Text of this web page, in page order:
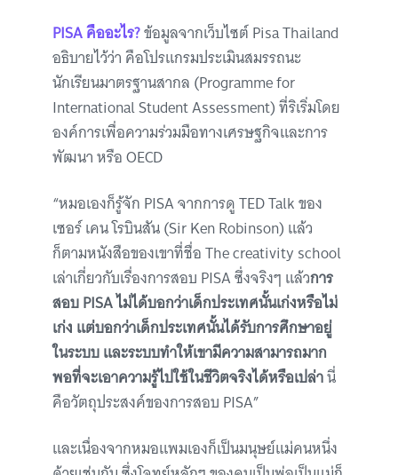
PISA คืออะไร?ข้อมูลจากเว็บไซต์ Pisa Thailand
อธิบายไว้ว่า คือโปรแกรมประเมินสมรรถนะ
นักเรียนมาตรฐานสากล (Programme for
International Student Assessment) ที่ริเริ่มโดย
องค์การเพื่อความร่วมมือทางเศรษฐกิจและการ
พัฒนา หรือ OECD
“หมอเองก็รู้จัก PISA จากการดู TED Talk ของ
เซอร์ เคน โรบินสัน (Sir Ken Robinson) แล้ว
ก็ตามหนังสือของเขาที่ชื่อ The creativity school
เล่าเกี่ยวกับเรื่องการสอบ PISA ซึ่งจริงๆ แล้วการ
สอบ PISA ไม่ได้บอกว่าเด็กประเทศนั้นเก่งหรือไม่
เก่ง แต่บอกว่าเด็กประเทศนั้นได้รับการศึกษาอยู่
ในระบบ และระบบทำให้เขามีความสามารถมาก
พอที่จะเอาความรู้ไปใช้ในชีวิตจริงได้หรือเปล่านี่
คือวัตถุประสงค์ของการสอบ PISA”
และเนื่องจากหมอแพมเองก็เป็นมนุษย์แม่คนหนึ่ง